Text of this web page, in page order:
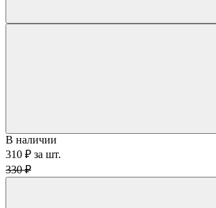
В наличии
310 ₽ за шт.
330 ₽